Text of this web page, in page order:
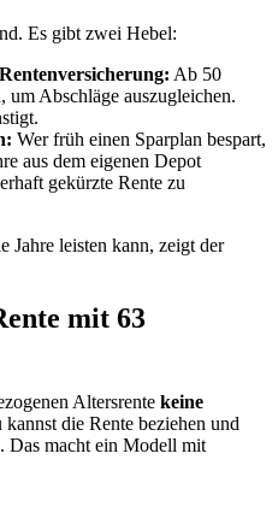
Es gibt zwei Hebel:
Ab 50
um Abschläge auszugleichen.
Wer früh einen Sparplan bespart,
aus dem eigenen Depot
gekürzte Rente zu
Jahre leisten kann, zeigt der
mit 63
Altersrente keine
kannst die Rente beziehen und
Das macht ein Modell mit